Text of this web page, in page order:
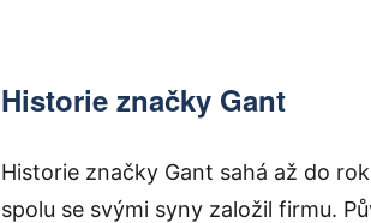
Historie značky Gant
Historie značky Gant sahá až do
spolu se svými syny založil firmu.